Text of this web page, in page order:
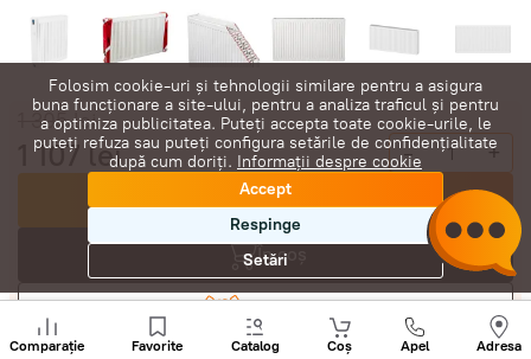
1 305lei
1 107lei - +
Cumpără acum
În coș
Comparație Favorite Catalog Coș Apel Adresa
Sunați
+
Folosim cookie-uri și tehnologii similare pentru a asigura
buna funcționare a site-ului, pentru a analiza traficul și pentru
a optimiza publicitatea. Puteți accepta toate cookie-urile, le
puteți refuza sau puteți configura setările de confidențialitate
după cum doriți. Informații despre cookie
Accept
Respinge
Setări